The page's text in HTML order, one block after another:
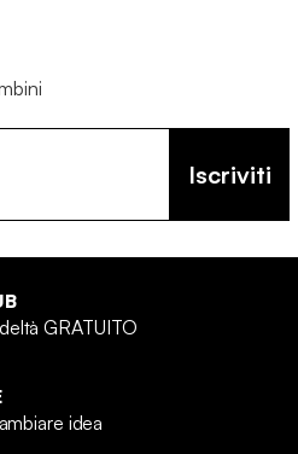
Iscriviti
GRATUITO
idea